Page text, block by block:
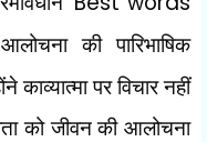
आलोचना की पारिभाषिक
पर विचार नहीं
को जीवन की आलोचना